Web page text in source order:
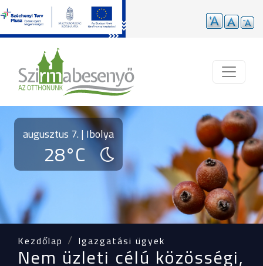
augusztus 7. | Ibolya
28°C
Kezdőlap Igazgatási ügyek
Nem üzleti célú közösségi,